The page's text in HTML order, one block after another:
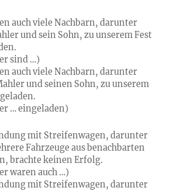
auch viele Nachbarn, darunter
und sein Sohn, zu unserem Fest
sind …)
auch viele Nachbarn, darunter
und seinen Sohn, zu unserem
… eingeladen)
mit Streifenwagen, darunter
Fahrzeugeaus benachbarten
brachte keinen Erfolg.
waren auch …)
mit Streifenwagen, darunter